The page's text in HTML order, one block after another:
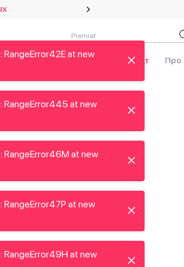
Специальное
Красота Бренды Аутлет
at new
RangeError445 at new
at new
at new
at new